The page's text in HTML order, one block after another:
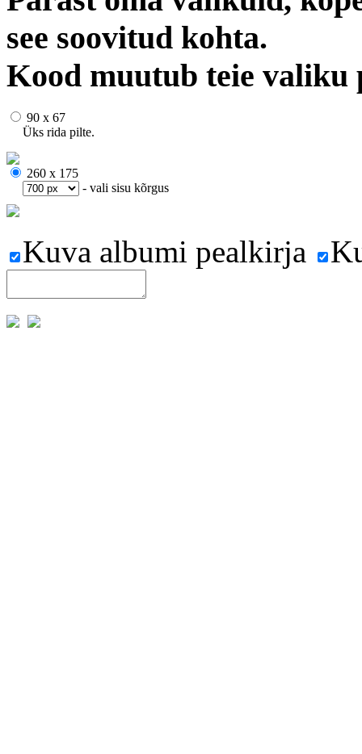
see soovitud kohta.
Kood muutub teie valiku
90 x 67
Üks rida pilte.
260 x 175
- vali sisu kõrgus
Kuva albumi pealkirja